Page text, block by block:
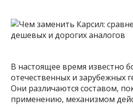
В настоящее время известно
отечественных и зарубежных
Они различаются составом,
применению, механизмом